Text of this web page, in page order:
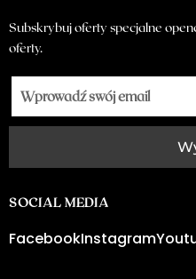
Subskrybuj oferty specjalne
oferty.
SOCIAL MEDIA
FacebookInstagram